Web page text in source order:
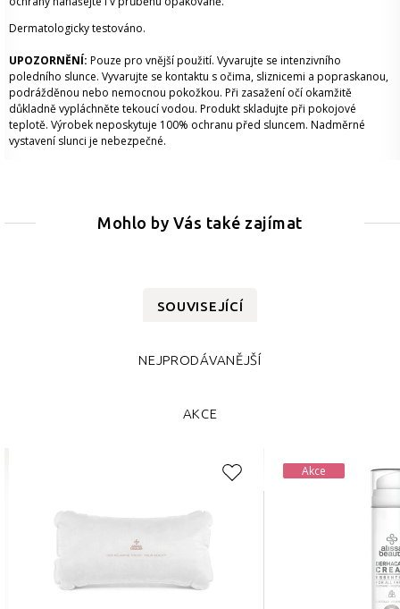
Dermatologicky testováno.
UPOZORNĚNÍ: Pouze pro vnější použití. Vyvarujte se intenzivního
poledního slunce. Vyvarujte se kontaktu s očima, sliznicemi a popraskanou,
podrážděnou nebo nemocnou pokožkou. Při zasažení očí okamžitě
důkladně vypláchněte tekoucí vodou. Produkt skladujte při pokojové
teplotě. Výrobek neposkytuje 100% ochranu před sluncem. Nadměrné
vystavení slunci je nebezpečné.
Mohlo by Vás také zajímat
SOUVISEJÍCÍ
NEJPRODÁVANĚJŠÍ
AKCE
Akce